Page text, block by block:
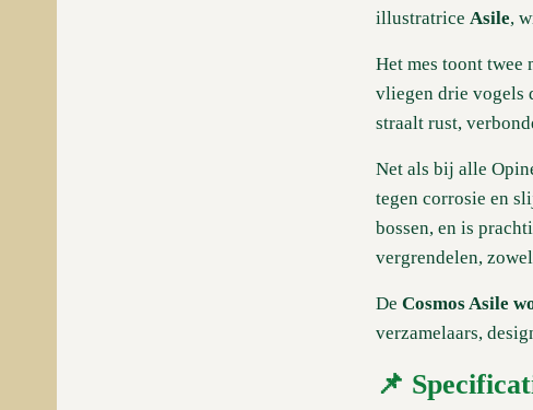
illustratrice Asile,
Het mes toont twee
vliegen drie vogels
straalt rust,
Net als bij alle
tegen corrosie en
bossen, en is
vergrendelen,
DeCosmos Asile
verzamelaars,
📌